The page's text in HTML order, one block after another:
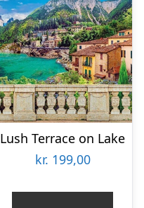
Lush Terrace on Lake
kr. 199,00